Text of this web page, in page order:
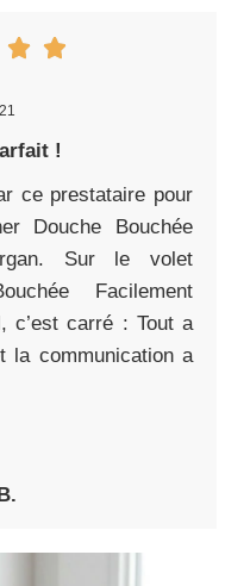
!
ce prestataire pour
Douche Bouchée
Sur le volet
Facilement
c’est carré : Tout a
la communication a